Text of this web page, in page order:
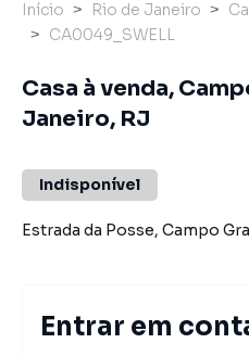
Início Rio de Janeiro
CA0049_SWELL
Casa à venda,
Janeiro, RJ
Indisponível
Estrada da Posse, Campo
Entrar em